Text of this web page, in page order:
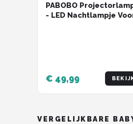
PABOBO
- LED Nachtlampje
€ 49,99
VERGELIJKBARE